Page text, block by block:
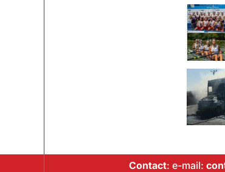
Contact: e-mail: